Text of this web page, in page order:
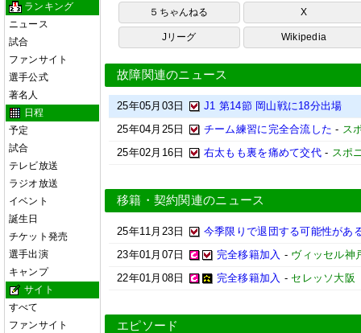
ランキング
ニュース
試合
ファンサイト
選手公式
著名人
日程
予定
試合
テレビ放送
ラジオ放送
イベント
誕生日
チケット発売
選手出演
キャンプ
サイト
すべて
ファンサイト
５ちゃんねる X
Jリーグ Wikipedia
故障関連のニュース
25年05月03日
J1 第14節 岡山戦に18分出場
25年04月25日
チーム練習に完全合流した - ス
25年02月16日
右太もも裏を痛めて交代- スポ
移籍・契約関連のニュース
25年11月23日
今季限りで退団する可能性があ
23年01月07日
完全移籍加入 - ヴィッセル神
22年01月08日
完全移籍加入 - セレッソ大阪
エピソード